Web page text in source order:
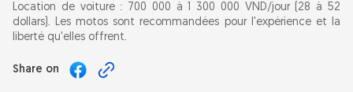
Location de voiture : 700 000 à 1 300 000 VND/jour (28 à 52
dollars). Les motos sont recommandées pour l'expérience et la
liberté qu'elles offrent.
Share on